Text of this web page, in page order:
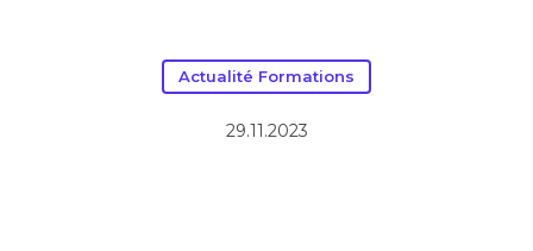
Actualité Formations
29.11.2023